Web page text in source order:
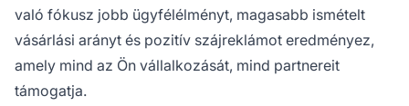
való fókusz jobb ügyfélélményt, magasabb ismételt
vásárlási arányt és pozitív szájreklámot eredményez,
amely mind az Ön vállalkozását, mind partnereit
támogatja.